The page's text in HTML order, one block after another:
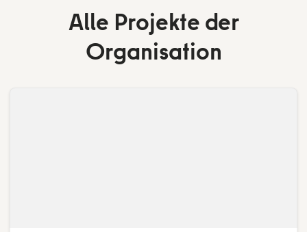
Alle Projekte der
Organisation